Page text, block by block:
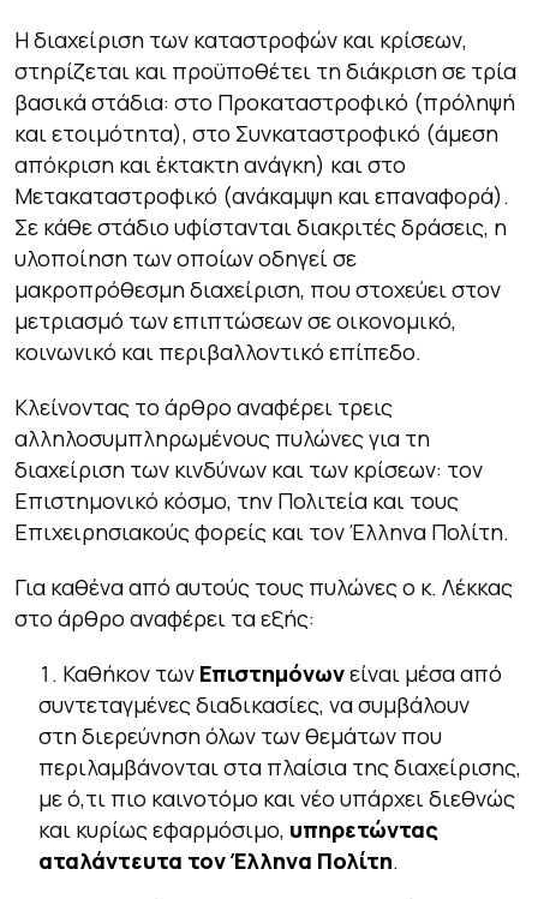
Η διαχείριση των καταστροφών και κρίσεων,
στηρίζεται και προϋποθέτει τη διάκριση σε τρία
βασικά στάδια: στο Προκαταστροφικό (πρόληψή
και ετοιμότητα), στο Συνκαταστροφικό (άμεση
απόκριση και έκτακτη ανάγκη) και στο
Μετακαταστροφικό (ανάκαμψη και επαναφορά).
Σε κάθε στάδιο υφίστανται διακριτές δράσεις, η
υλοποίηση των οποίων οδηγεί σε
μακροπρόθεσμη διαχείριση, που στοχεύει στον
μετριασμό των επιπτώσεων σε οικονομικό,
κοινωνικό και περιβαλλοντικό επίπεδο.
Κλείνοντας το άρθρο αναφέρει τρεις
αλληλοσυμπληρωμένους πυλώνες για τη
διαχείριση των κινδύνων και των κρίσεων: τον
Επιστημονικό κόσμο, την Πολιτεία και τους
Επιχειρησιακούς φορείς και τον Έλληνα Πολίτη.
Για καθένα από αυτούς τους πυλώνες ο κ. Λέκκας
στο άρθρο αναφέρει τα εξής:
Καθήκον των Επιστημόνωνείναι μέσα από
συντεταγμένες διαδικασίες, να συμβάλουν
στη διερεύνηση όλων των θεμάτων που
περιλαμβάνονται στα πλαίσια της διαχείρισης,
με ό,τι πιο καινοτόμο και νέο υπάρχει διεθνώς
και κυρίως εφαρμόσιμο, υπηρετώντας
αταλάντευτα τον Έλληνα Πολίτη.